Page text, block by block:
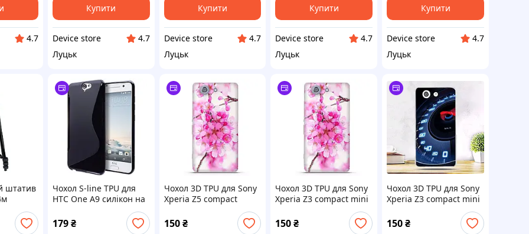
4.7
Купити
Device store
4.7
Луцьк
Купити
Device store
4.7
Луцьк
Купити
Device store
4.7
Луцьк
Купити
Device store
4.7
Луцьк
штатив
Чохол S-line TPU для
HTC One A9 силікон на
силіконовий захист
ТПУ
179₴
Чохол 3D TPU для Sony
Xperia Z5 compact
телефони соні З5
мінікомпакт
150 ₴
Чохол 3D TPU для Sony
Xperia Z3 compact mini
D5803 D5833 силікон
на телефони соні
150₴
Чохол 3D TPU для Sony
Xperia Z3 compact mini
D5803 D5833 силікон
на телефони соні
150₴